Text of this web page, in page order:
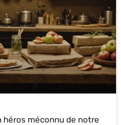
héros méconnu de notre